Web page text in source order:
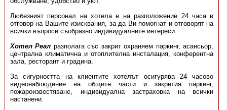
Любезният персонал на хотела е на разположение 24 часа в
отговор на Вашите изисквания, за да Ви помогнат и отговорят на
всички въпроси съобразно индивидуалните интереси.
Хотел Реал разполага със закрит охраняем паркинг, асансьор,
централна климатична и отоплителна инсталация, конферентна
зала, ресторант и градина.
За сигурността на клиентите хотелът осигурява 24 часово
видеонаблюдение на общите части и закрития паркинг,
пожароизвестяване, индивидуална застраховка на всички
настанени.